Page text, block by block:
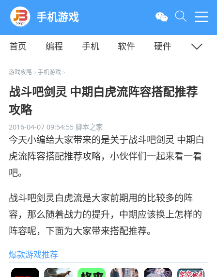
手机游戏
首页 编程 手机 软件
硬件
教程
平面
游戏攻略> 手机游戏>
战斗吧剑灵 中期白虎流阵容搭配推荐
攻略
2016-04-07 09:54:55脚本之家
今天小编给大家带来的是关于战斗吧剑灵 中期白
虎流阵容搭配推荐攻略，小伙伴们一起来看一看
吧。
战斗吧剑灵白虎流是大家前期用的比较多的阵
容，那么随着战力的提升，中期应该换上怎样的
阵容呢，下面为大家带来搭配推荐。
爆款游戏推荐